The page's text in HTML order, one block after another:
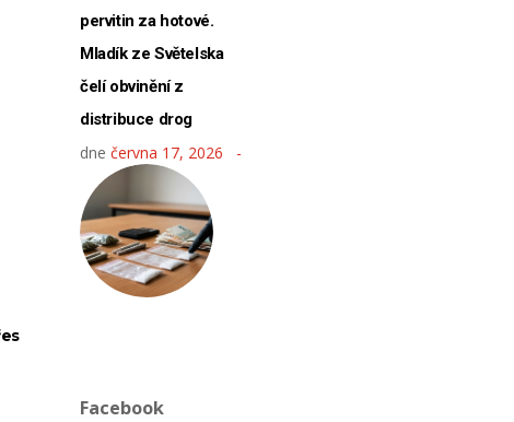
pervitin za hotové.
Mladík ze Světelska
čelí obvinění z
distribuce drog
dne června 17, 2026
Facebook